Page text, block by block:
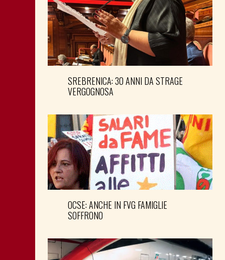
SREBRENICA: 30 ANNI DA STRAGE
VERGOGNOSA
OCSE: ANCHE IN FVG FAMIGLIE
SOFFRONO